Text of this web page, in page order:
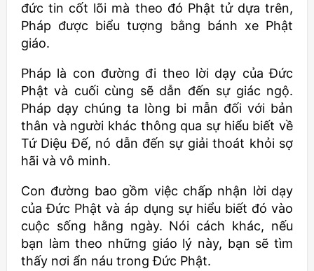
đức tin cốt lõi mà theo đó Phật tử dựa trên,
Pháp được biểu tượng bằng bánh xe Phật
giáo.
Pháp là con đường đi theo lời dạy của Đức
Phật và cuối cùng sẽ dẫn đến sự giác ngộ.
Pháp dạy chúng ta lòng bi mẫn đối với bản
thân và người khác thông qua sự hiểu biết về
Tứ Diệu Đế, nó dẫn đến sự giải thoát khỏi sợ
hãi và vô minh.
Con đường bao gồm việc chấp nhận lời dạy
của Đức Phật và áp dụng sự hiểu biết đó vào
cuộc sống hằng ngày. Nói cách khác, nếu
bạn làm theo những giáo lý này, bạn sẽ tìm
thấy nơi ẩn náu trong Đức Phật.